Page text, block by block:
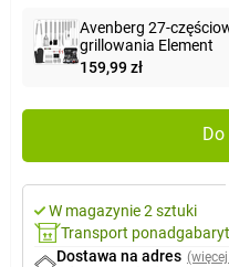
Avenberg 27-
grillowania Element
159,99 zł
W magazynie 2 sztuki
Transport
Dostawa na adres